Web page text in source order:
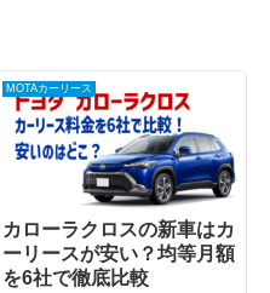
MOTAカーリース
カローラクロスの新車はカ
ーリースが安い？均等月額
を6社で徹底比較